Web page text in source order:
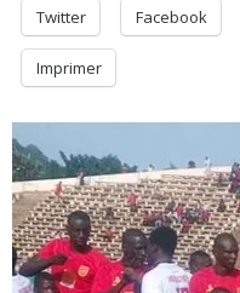
Twitter Facebook
Imprimer